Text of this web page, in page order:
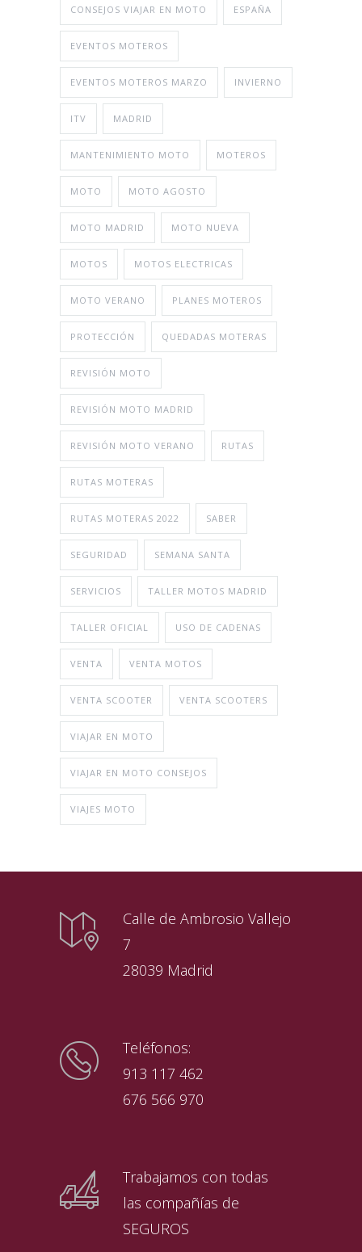
CONSEJOS VIAJAR EN MOTO ESPAÑA
EVENTOS MOTEROS
EVENTOS MOTEROS MARZO INVIERNO
ITV MADRID
MANTENIMIENTO MOTO MOTEROS
MOTO MOTO AGOSTO
MOTO MADRID MOTO NUEVA
MOTOS MOTOS ELECTRICAS
MOTO VERANO PLANES MOTEROS
PROTECCIÓN QUEDADAS MOTERAS
REVISIÓN MOTO
REVISIÓN MOTO MADRID
REVISIÓN MOTO VERANO RUTAS
RUTAS MOTERAS
RUTAS MOTERAS 2022 SABER
SEGURIDAD SEMANA SANTA
SERVICIOS TALLER MOTOS MADRID
TALLER OFICIAL USO DE CADENAS
VENTA VENTA MOTOS
VENTA SCOOTER VENTA SCOOTERS
VIAJAR EN MOTO
VIAJAR EN MOTO CONSEJOS
VIAJES MOTO
Calle de Ambrosio Vallejo
7
28039 Madrid
Teléfonos:
913 117 462
676 566 970
Trabajamos con todas
las compañías de
SEGUROS